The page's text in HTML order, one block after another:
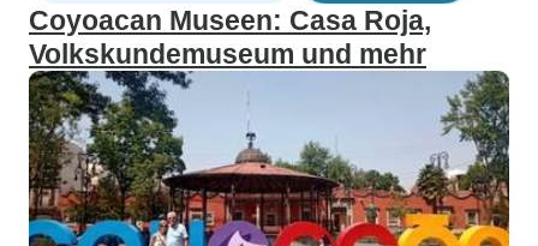
Coyoacan Museen: Casa Roja,
Volkskundemuseum und mehr